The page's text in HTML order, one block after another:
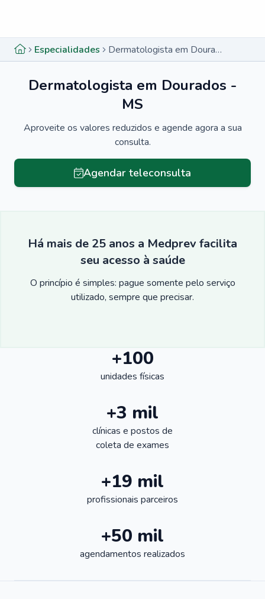
Especialidades Dermatologista em Dourados - MS
Dermatologista em Dourados -
MS
Aproveite os valores reduzidos e agende agora a sua
consulta.
Agendar teleconsulta
Há mais de 25 anos a Medprev facilita
seu acesso à saúde
O princípio é simples: pague somente pelo serviço
utilizado, sempre que precisar.
+100
unidades físicas
+3 mil
clínicas e postos de
coleta de exames
+19 mil
profissionais parceiros
+50 mil
agendamentos realizados